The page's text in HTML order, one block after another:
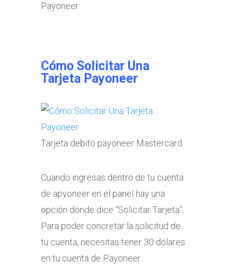
Payoneer.
Cómo Solicitar Una
Tarjeta Payoneer
Tarjeta debito payoneer Mastercard
Cuando ingresas dentro de tu cuenta
de apyoneer en el panel hay una
opción donde dice “Solicitar Tarjeta”.
Para poder concretar la solicitud de
tu cuenta, necesitas tener 30 dólares
en tu cuenta de Payoneer.